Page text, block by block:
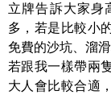
立牌告訴大家身
多，若是比較小
免費的沙坑、溜
若跟我一樣帶兩
大人會比較合適